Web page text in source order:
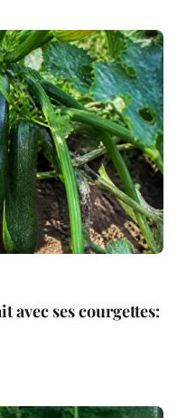
avec ses courgettes: